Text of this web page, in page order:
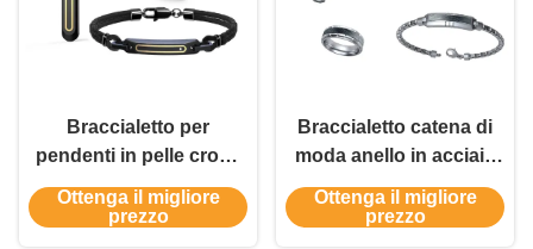
Braccialetto per
pendenti in pelle croce
avvolgente tessuto
Maschio Braccialetto
Ottenga il migliore
prezzo
Braccialetto catena di
moda anello in acciaio
inossidabile croce
pendente collana gioielli
Ottenga il migliore
prezzo